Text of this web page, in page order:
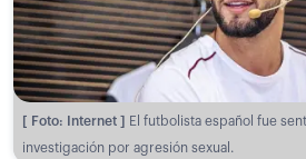
[ Foto: Internet ]
El futbolista español fue
investigación por agresión sexual.